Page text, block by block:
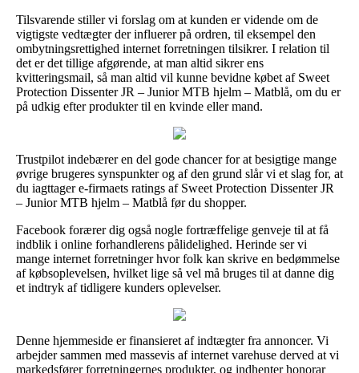
Tilsvarende stiller vi forslag om at kunden er vidende om de
vigtigste vedtægter der influerer på ordren, til eksempel den
ombytningsrettighed internet forretningen tilsikrer. I relation til
det er det tillige afgørende, at man altid sikrer ens
kvitteringsmail, så man altid vil kunne bevidne købet af Sweet
Protection Dissenter JR – Junior MTB hjelm – Matblå, om du er
på udkig efter produkter til en kvinde eller mand.
Trustpilot indebærer en del gode chancer for at besigtige mange
øvrige brugeres synspunkter og af den grund slår vi et slag for, at
du iagttager e-firmaets ratings af Sweet Protection Dissenter JR
– Junior MTB hjelm – Matblå før du shopper.
Facebook forærer dig også nogle fortræffelige genveje til at få
indblik i online forhandlerens pålidelighed. Herinde ser vi
mange internet forretninger hvor folk kan skrive en bedømmelse
af købsoplevelsen, hvilket lige så vel må bruges til at danne dig
et indtryk af tidligere kunders oplevelser.
Denne hjemmeside er finansieret af indtægter fra annoncer. Vi
arbejder sammen med massevis af internet varehuse derved at vi
markedsfører forretningernes produkter, og indhenter honorar